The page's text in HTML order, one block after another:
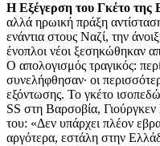
Η Εξέγερση του Γκέτο της
αλλά ηρωική πράξη
ενάντια στους Ναζί, την
ένοπλοι νέοι ξεσηκώθηκαν
Ο απολογισμός τραγικός:
συνελήφθησαν· οι
εξόντωσης. Το γκέτο
SS στη Βαρσοβία,
του: «Δεν υπάρχει πλέον
αργότερα, εστάλη στην